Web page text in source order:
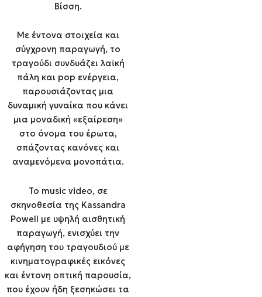
Βίσση.
Με έντονα στοιχεία και
σύγχρονη παραγωγή, το
τραγούδι συνδυάζει λαϊκή
πάλη και pop ενέργεια,
παρουσιάζοντας μια
δυναμική γυναίκα που κάνει
μια μοναδική «εξαίρεση»
στο όνομα του έρωτα,
σπάζοντας κανόνες και
αναμενόμενα μονοπάτια.
Το music video, σε
σκηνοθεσία της Kassandra
Powell με υψηλή αισθητική
παραγωγή, ενισχύει την
αφήγηση του τραγουδιού με
κινηματογραφικές εικόνες
και έντονη οπτική παρουσία,
που έχουν ήδη ξεσηκώσει τα